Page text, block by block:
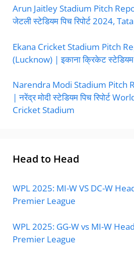
Arun Jaitley Stadium Pitch
जेटली स्टेडियम पिच रिपोर्ट 2024,
Ekana Cricket Stadium Pitch
(Lucknow) | इकाना क्रिकेट
Narendra Modi Stadium Pitch
| नरेंद्र मोदी स्टेडियम पिच रिपोर्ट
Cricket Stadium
Head to Head
WPL 2025: MI-W VS DC-W
Premier League
WPL 2025: GG-W vs MI-W
Premier League